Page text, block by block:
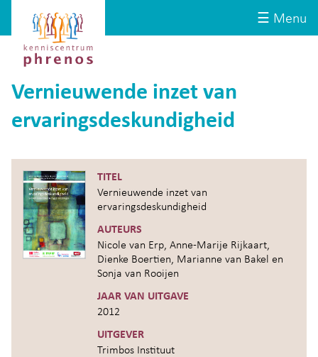
☰ Menu
Kenniscentrum
Phrenos
website
Vernieuwende inzet van
ervaringsdeskundigheid
TITEL
Vernieuwende inzet van
ervaringsdeskundigheid
AUTEURS
Nicole van Erp, Anne-Marije Rijkaart,
Dienke Boertien, Marianne van Bakel en
Sonja van Rooijen
JAAR VAN UITGAVE
2012
UITGEVER
Trimbos Instituut